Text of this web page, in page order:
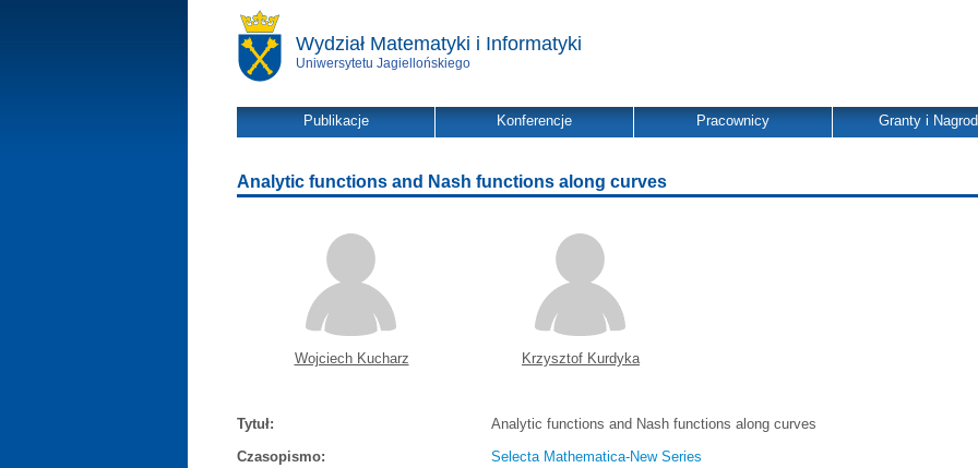
Wydział Matematyki i Informatyki
Uniwersytetu Jagiellońskiego
Publikacje Konferencje Pracownicy Granty i
Analytic functions and Nash functions along curves
Wojciech Kucharz Krzysztof Kurdyka
Tytuł:
Analytic functions and Nash functions along curves
Czasopismo:
Selecta Mathematica-New Series